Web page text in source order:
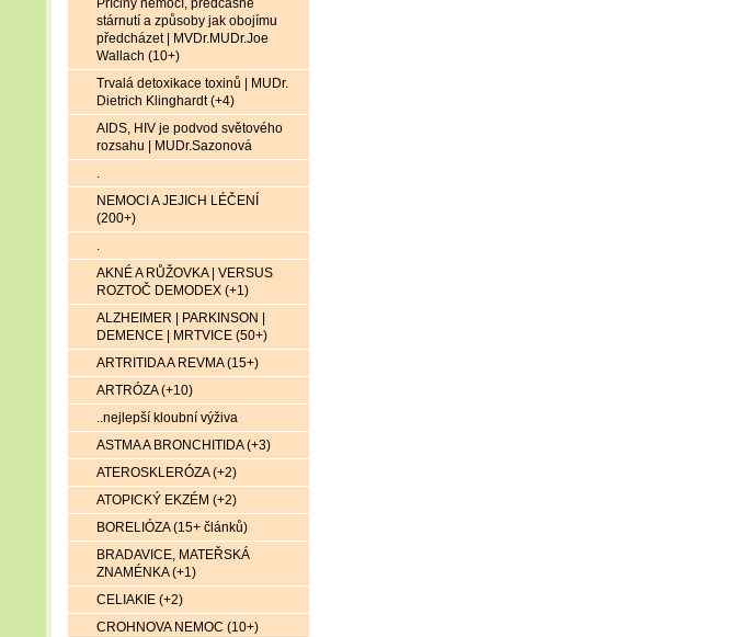
Příčiny nemocí, předčasné
stárnutí a způsoby jak obojímu
předcházet | MVDr.MUDr.Joe
Wallach (10+)
Trvalá detoxikace toxinů | MUDr.
Dietrich Klinghardt (+4)
AIDS, HIV je podvod světového
rozsahu | MUDr.Sazonová
.
NEMOCI A JEJICH LÉČENÍ
(200+)
.
AKNÉ A RŮŽOVKA | VERSUS
ROZTOČ DEMODEX (+1)
ALZHEIMER | PARKINSON |
DEMENCE | MRTVICE (50+)
ARTRITIDA A REVMA (15+)
ARTRÓZA (+10)
..nejlepší kloubní výživa
ASTMA A BRONCHITIDA (+3)
ATEROSKLERÓZA (+2)
ATOPICKÝ EKZÉM (+2)
BORELIÓZA (15+ článků)
BRADAVICE, MATEŘSKÁ
ZNAMÉNKA (+1)
CELIAKIE (+2)
CROHNOVA NEMOC (10+)